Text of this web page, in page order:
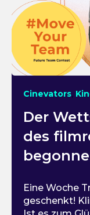
Cinevators,
Der
des
Eine Woche
geschenkt!